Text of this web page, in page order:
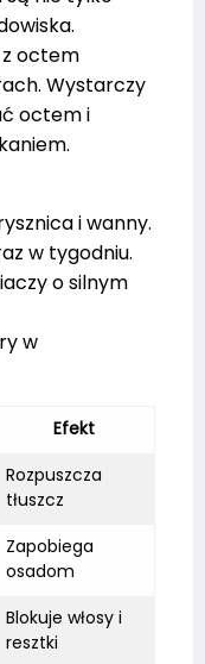
z octem
Wystarczy
octem i
i wanny.
w tygodniu.
o silnym
w
Efekt
Rozpuszcza
tłuszcz
Zapobiega
osadom
Blokuje włosy i
resztki